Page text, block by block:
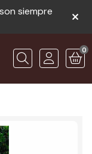
siempre
Buscar
0